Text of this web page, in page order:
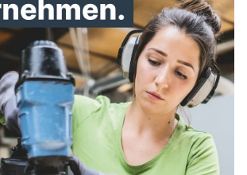
UMWELT, KLIMASCHUTZ, MOBILITÄT
UND PLANUNG
FÜR DIGITALISIERUNG
FÜR ÖFFENTLICHE ORDNUNG UND
BEVÖLKERUNGSSCHUTZ
FÜR ARBEIT, WIRTSCHAFT UND
GLEICHSTELLUNG